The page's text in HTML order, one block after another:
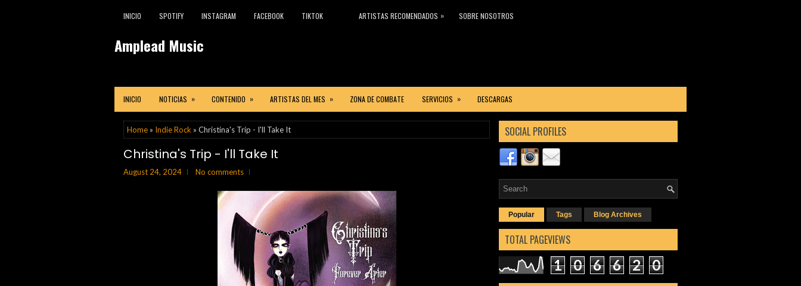
INICIO SPOTIFY INSTAGRAM FACEBOOK TIKTOK ARTISTAS RECOMENDADOS » SOBRE NOSOTROS
Amplead Music
INICIO NOTICIAS » CONTENIDO » ARTISTAS DEL MES » ZONA DE COMBATE SERVICIOS » DESCARGAS
Home » Indie Rock » Christina's Trip - I'll Take It
Christina's Trip - I'll Take It
August 24, 2024 No comments
SOCIAL PROFILES
Popular Tags Blog Archives
TOTAL PAGEVIEWS
1 0 6 6 2 0